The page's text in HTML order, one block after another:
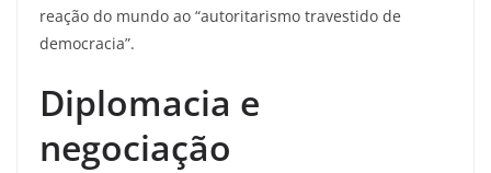
reação do mundo ao “autoritarismo travestido de
democracia”.
Diplomacia e
negociação